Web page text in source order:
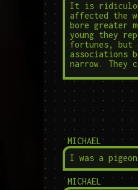
It is
affected the
bore greater
young they
fortunes, but
associations
narrow. They
MICHAEL
I was a
MICHAEL